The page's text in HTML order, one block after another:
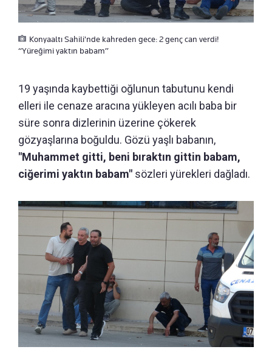
Konyaaltı Sahili'nde kahreden gece: 2 genç can verdi!
“Yüreğimi yaktın babam”
19 yaşında kaybettiği oğlunun tabutunu kendi
elleri ile cenaze aracına yükleyen acılı baba bir
süre sonra dizlerinin üzerine çökerek
gözyaşlarına boğuldu. Gözü yaşlı babanın,
"Muhammet gitti, beni bıraktın gittin babam,
ciğerimi yaktın babam" sözleri yürekleri dağladı.